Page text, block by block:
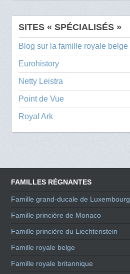
SITES « SPÉCIALISÉS »
Blog sur la famille royale belge
Eurohistory
Netty Leistra
Point de Vue
Royal Ark
FAMILLES RÉGNANTES
Famille grand-ducale de Luxembourg
Famille princière de Monaco
Famille princière du Liechtenstein
Famille royale belge
Famille royale britannique